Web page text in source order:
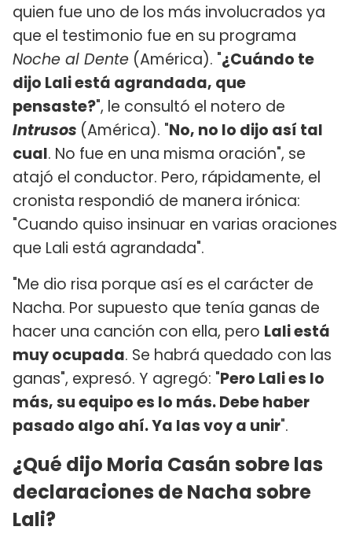
quien fue uno de los más involucrados ya
que el testimonio fue en su programa
Noche al Dente (América). "¿Cuándo te
dijo Lali está agrandada, que
pensaste?", le consultó el notero de
Intrusos (América). "No, no lo dijo así tal
cual. No fue en una misma oración", se
atajó el conductor. Pero, rápidamente, el
cronista respondió de manera irónica:
"Cuando quiso insinuar en varias oraciones
que Lali está agrandada".
"Me dio risa porque así es el carácter de
Nacha. Por supuesto que tenía ganas de
hacer una canción con ella, pero Lali está
muy ocupada. Se habrá quedado con las
ganas", expresó. Y agregó: "Pero Lali es lo
más, su equipo es lo más. Debe haber
pasado algo ahí. Ya las voy a unir".
¿Qué dijo Moria Casán sobre las
declaraciones de Nacha sobre
Lali?